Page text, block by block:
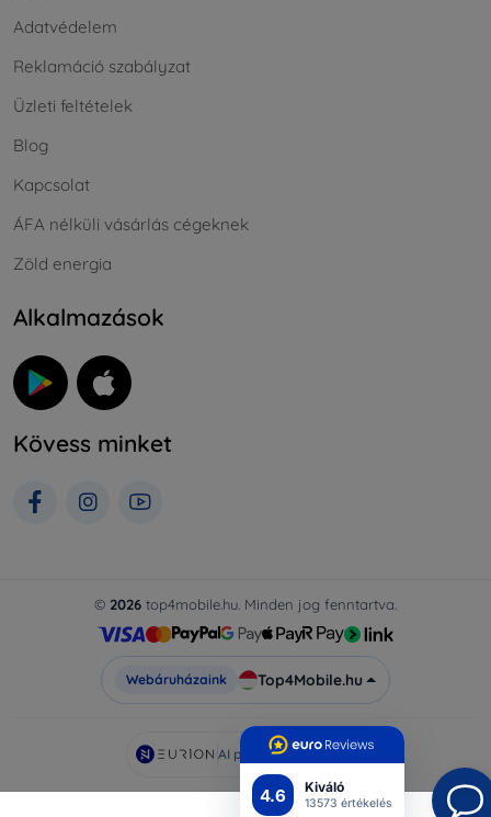
4.6 Kiváló
13573 értékelés
Adatvédelem
Reklamáció szabályzat
Üzleti feltételek
Blog
Kapcsolat
ÁFA nélküli vásárlás cégeknek
Zöld energia
Alkalmazások
Kövess minket
© 2026 top4mobile.hu. Minden jog fenntartva.
Webáruházaink Top4Mobile.hu
AI powered byEurion